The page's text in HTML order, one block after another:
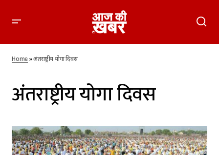
Home»अंतराष्ट्रीय योगा दिवस
अंतराष्ट्रीय योगा दिवस